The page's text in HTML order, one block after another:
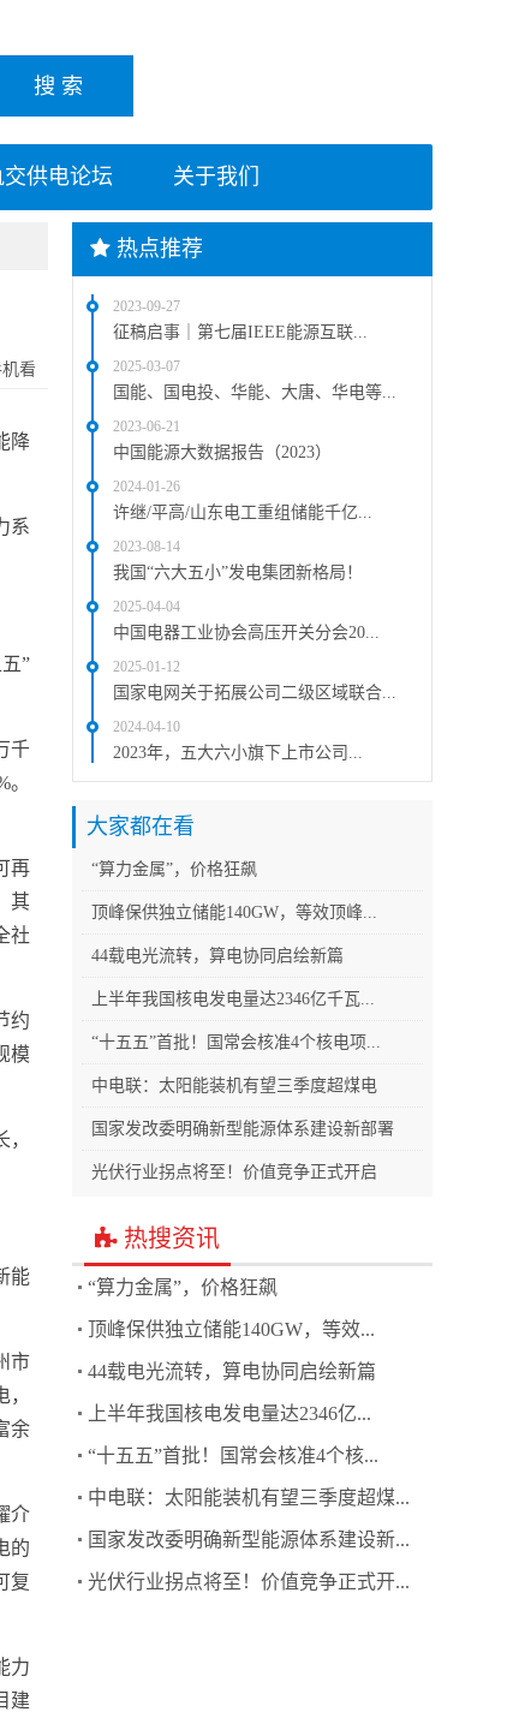
交供电论坛 关于我们
看
降
系
”
千
再
其
社
约
模
能
市
余
介
的
复
力
建
热点推荐
2023-09-27
征稿启事｜第七届IEEE能源互联...
2025-03-07
国能、国电投、华能、大唐、华电等...
2023-06-21
中国能源大数据报告（2023）
2024-01-26
许继/平高/山东电工重组储能千亿...
2023-08-14
我国“六大五小”发电集团新格局！
2025-04-04
中国电器工业协会高压开关分会20...
2025-01-12
国家电网关于拓展公司二级区域联合...
2024-04-10
2023年，五大六小旗下上市公司...
大家都在看
“算力金属”，价格狂飙
顶峰保供独立储能140GW，等效顶峰...
44载电光流转，算电协同启绘新篇
上半年我国核电发电量达2346亿千瓦...
“十五五”首批！国常会核准4个核电项...
中电联：太阳能装机有望三季度超煤电
国家发改委明确新型能源体系建设新部署
光伏行业拐点将至！价值竞争正式开启
热搜资讯
“算力金属”，价格狂飙
顶峰保供独立储能140GW，等效...
44载电光流转，算电协同启绘新篇
上半年我国核电发电量达2346亿...
“十五五”首批！国常会核准4个核...
中电联：太阳能装机有望三季度超煤...
国家发改委明确新型能源体系建设新...
光伏行业拐点将至！价值竞争正式开...